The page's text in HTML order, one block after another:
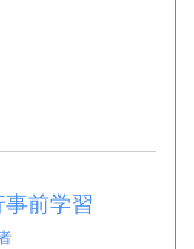
前学習